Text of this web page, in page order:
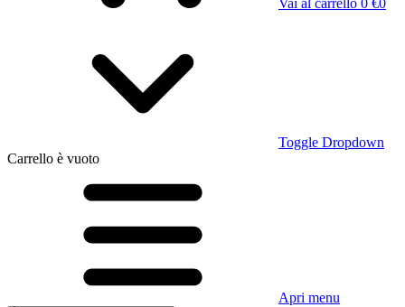
Vai al carrello 0 €0
Toggle Dropdown
Carrello è vuoto
Apri menu